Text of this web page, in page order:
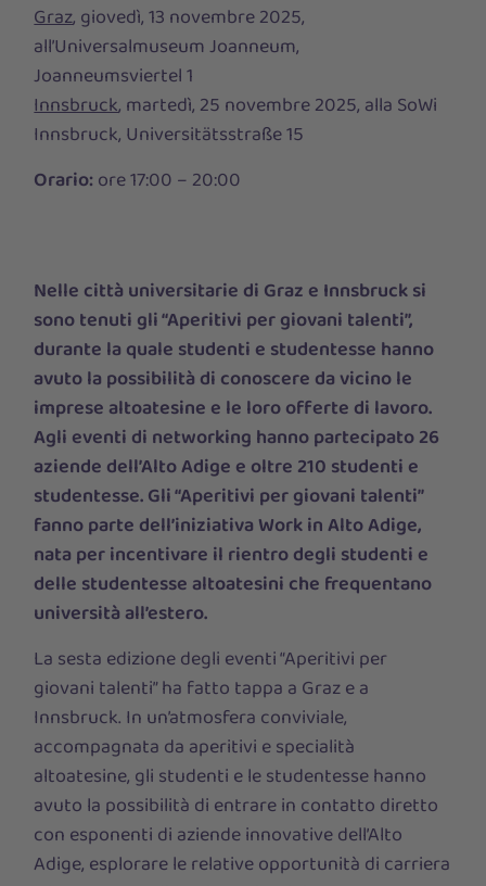
Graz, giovedì, 13 novembre 2025,
all’Universalmuseum Joanneum,
Joanneumsviertel 1
Innsbruck, martedì, 25 novembre 2025, alla SoWi
Innsbruck, Universitätsstraße 15
Orario: ore 17:00 – 20:00
Nelle città universitarie di Graz e Innsbruck si
sono tenuti gli “Aperitivi per giovani talenti”,
durante la quale studenti e studentesse hanno
avuto la possibilità di conoscere da vicino le
imprese altoatesine e le loro offerte di lavoro.
Agli eventi di networking hanno partecipato 26
aziende dell’Alto Adige e oltre 210 studenti e
studentesse. Gli “Aperitivi per giovani talenti”
fanno parte dell’iniziativa Work in Alto Adige,
nata per incentivare il rientro degli studenti e
delle studentesse altoatesini che frequentano
università all’estero.
La sesta edizione degli eventi “Aperitivi per
giovani talenti” ha fatto tappa a Graz e a
Innsbruck. In un’atmosfera conviviale,
accompagnata da aperitivi e specialità
altoatesine, gli studenti e le studentesse hanno
avuto la possibilità di entrare in contatto diretto
con esponenti di aziende innovative dell’Alto
Adige, esplorare le relative opportunità di carriera